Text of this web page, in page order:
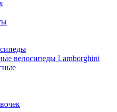
велосипеды Lamborghini